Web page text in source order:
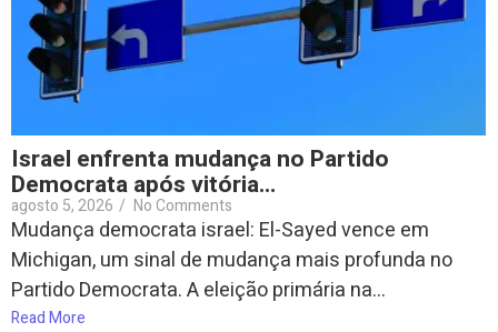
Israel enfrenta mudança no Partido
Democrata após vitória…
agosto 5, 2026 / No Comments
Mudança democrata israel: El-Sayed vence em
Michigan, um sinal de mudança mais profunda no
Partido Democrata. A eleição primária na...
Read More